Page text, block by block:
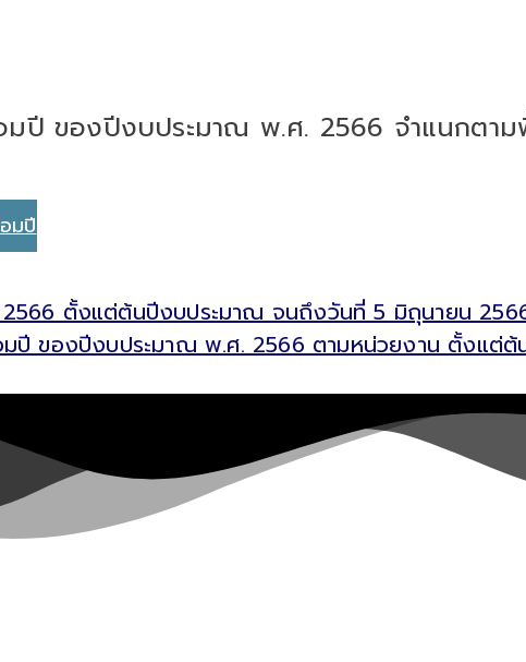
อมปี ของปีงบประมาณ พ.ศ. 2566 จำแนก
มปี
2566 ตั้งแต่ต้นปีงบประมาณ จนถึงวันที่ 5 มิถุนายน
อมปี ของปีงบประมาณ พ.ศ. 2566 ตามหน่วยงาน ตั้งแ